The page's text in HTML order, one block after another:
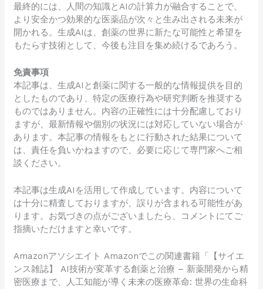
最終的には、人間の知識とAIの計算力が融合することで、
より安全かつ効果的な医薬品が次々と生み出される未来が
開かれる。生成AIは、創薬の世界に新たな可能性と希望を
もたらす技術として、今後も注目を集め続けるであろう。
免責事項
本記事は、生成AIと創薬に関する一般的な情報提供を目的
としたものであり、特定の医療行為や研究判断を推奨する
ものではありません。内容の正確性には十分配慮しており
ますが、最新情報や個別の状況には対応していない場合が
あります。本記事の情報をもとに行動された結果について
は、責任を負いかねますので、必要に応じて専門家へご相
談ください。
本記事は生成AIを活用して作成しています。内容について
は十分に精査しておりますが、誤りが含まれる可能性があ
ります。お気づきの点がございましたら、コメントにてご
指摘いただけますと幸いです。
AmazonアソシエイトAmazonでこの関連書籍「【サイエ
ンス雑誌】 AI技術が変革する創薬と治療 – 新薬開発から精
密医療まで、人工知能が導く未来の医療革命: 世界の生命科